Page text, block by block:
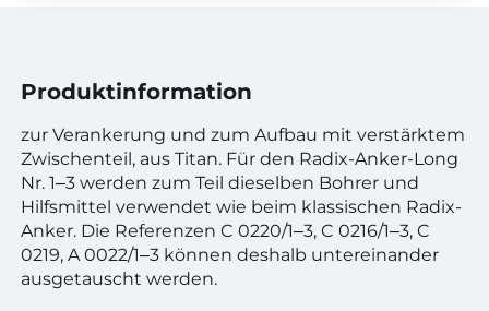
Produktinformation
zur Verankerung und zum Aufbau mit verstärktem
Zwischenteil, aus Titan. Für den Radix-Anker-Long
Nr. 1‒3 werden zum Teil dieselben Bohrer und
Hilfsmittel verwendet wie beim klassischen Radix-
Anker. Die Referenzen C 0220/1‒3, C 0216/1‒3, C
0219, A 0022/1‒3 können deshalb untereinander
ausgetauscht werden.